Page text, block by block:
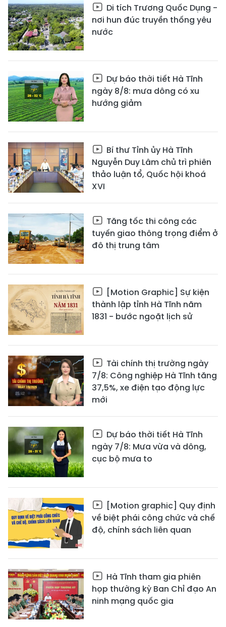
Di tích Trương Quốc Dụng -
nơi hun đúc truyền thống yêu
nước
Dự báo thời tiết Hà Tĩnh
ngày 8/8: mưa dông có xu
hướng giảm
Bí thư Tỉnh ủy Hà Tĩnh
Nguyễn Duy Lâm chủ trì phiên
thảo luận tổ, Quốc hội khoá
XVI
Tăng tốc thi công các
tuyến giao thông trọng điểm ở
đô thị trung tâm
[Motion Graphic] Sự kiện
thành lập tỉnh Hà Tĩnh năm
1831 - bước ngoặt lịch sử
Tài chính thị trường ngày
7/8: Công nghiệp Hà Tĩnh tăng
37,5%, xe điện tạo động lực
mới
Dự báo thời tiết Hà Tĩnh
ngày 7/8: Mưa vừa và dông,
cục bộ mưa to
[Motion graphic] Quy định
về biệt phái công chức và chế
độ, chính sách liên quan
Hà Tĩnh tham gia phiên
họp thường kỳ Ban Chỉ đạo An
ninh mạng quốc gia